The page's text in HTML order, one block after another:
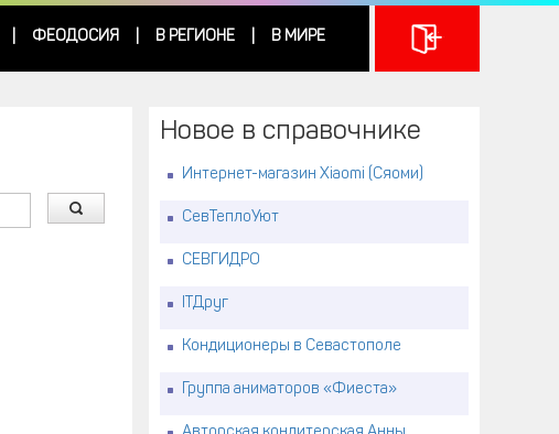
ФЕОДОСИЯ В РЕГИОНЕ В МИРЕ
Новое в справочнике
Интернет-магазин Xiaomi (Сяоми)
СевТеплоУют
СЕВГИДРО
ITДруг
Кондиционеры в Севастополе
Группа аниматоров «Фиеста»